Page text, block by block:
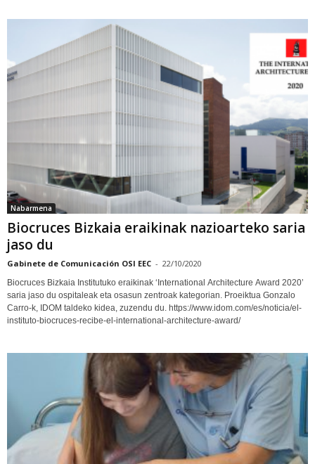
Nabarmena
Biocruces Bizkaia eraikinak nazioarteko saria
jaso du
Gabinete de Comunicación OSI EEC - 22/10/2020
Biocruces Bizkaia Institutuko eraikinak ‘International Architecture Award 2020’
saria jaso du ospitaleak eta osasun zentroak kategorian. Proeiktua Gonzalo
Carro-k, IDOM taldeko kidea, zuzendu du. https://www.idom.com/es/noticia/el-